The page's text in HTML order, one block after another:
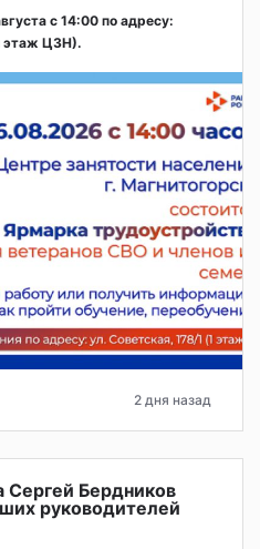
с 14:00 по адресу:
этаж ЦЗН).
2 дня назад
Сергей Бердников
руководителей